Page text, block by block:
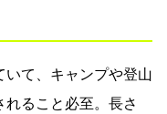
て、キャンプや登山
ること必至。長さ